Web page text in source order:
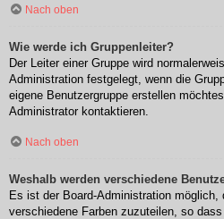
Nach oben
Wie werde ich Gruppenleiter?
Der Leiter einer Gruppe wird
Administration festgelegt, wenn die
eigene Benutzergruppe erstellen
Administrator kontaktieren.
Nach oben
Weshalb werden verschiedene
Es ist der Board-Administration möglich,
verschiedene Farben zuzuteilen, so